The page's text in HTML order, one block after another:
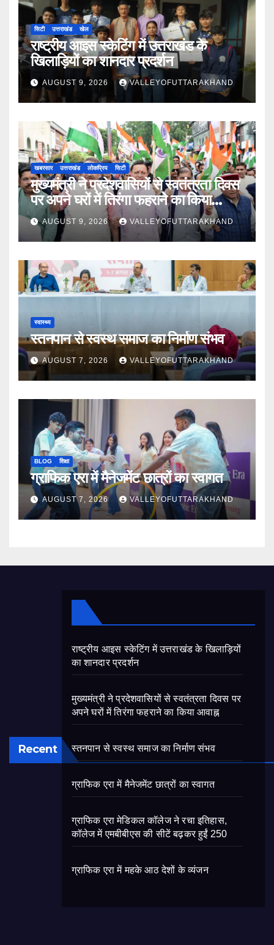
सिटी उत्तराखंड खेल
राष्ट्रीय आइस स्केटिंग में उत्तराखंड के
खिलाड़ियों का शानदार प्रदर्शन
AUGUST 9, 2026 VALLEYOFUTTARAKHAND
खबरसार उत्तराखंड लोकप्रिय सिटी
मुख्यमंत्री ने प्रदेशवासियों से स्वतंत्रता दिवस
पर अपने घरों में तिरंगा फहराने का किया
आवाह्न
AUGUST 9, 2026 VALLEYOFUTTARAKHAND
स्वास्थ्य
स्तनपान से स्वस्थ समाज का निर्माण संभव
AUGUST 7, 2026 VALLEYOFUTTARAKHAND
BLOG शिक्षा
ग्राफिक एरा में मैनेजमेंट छात्रों का स्वागत
AUGUST 7, 2026 VALLEYOFUTTARAKHAND
Recent
राष्ट्रीय आइस स्केटिंग में उत्तराखंड के खिलाड़ियों
का शानदार प्रदर्शन
मुख्यमंत्री ने प्रदेशवासियों से स्वतंत्रता दिवस पर
अपने घरों में तिरंगा फहराने का किया आवाह्न
स्तनपान से स्वस्थ समाज का निर्माण संभव
ग्राफिक एरा में मैनेजमेंट छात्रों का स्वागत
ग्राफिक एरा मेडिकल कॉलेज ने रचा इतिहास,
कॉलेज में एमबीबीएस की सीटें बढ़कर हुईं 250
ग्राफिक एरा में महके आठ देशों के व्यंजन